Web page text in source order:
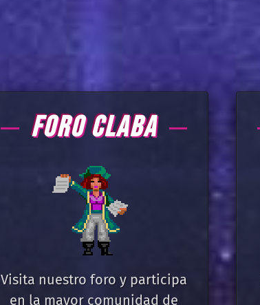
FORO CLABA
Visita nuestro foro y participa
en la mayor comunidad de